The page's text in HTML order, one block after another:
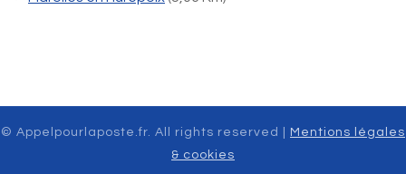
© Appelpourlaposte.fr. All rights reserved |
Mentions légales
& cookies